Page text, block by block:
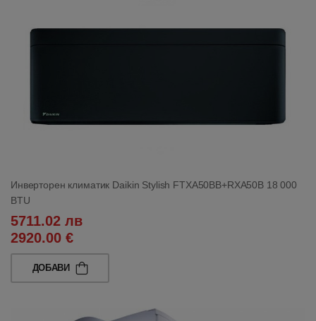
Инверторен климатик Daikin Stylish FTXA50BB+RXA50B 18 000
BTU
5711.02 лв
2920.00 €
ДОБАВИ